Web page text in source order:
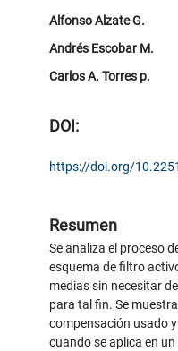
Alfonso Alzate G.
Andrés Escobar M.
Carlos A. Torres p.
DOI:
https://doi.org/
Resumen
Se analiza el proceso
esquema de filtro
medias sin necesitar
para tal fin. Se
compensación usado
cuando se aplica en